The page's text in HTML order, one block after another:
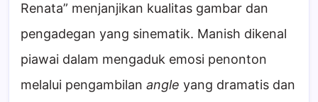
Renata” menjanjikan kualitas gambar dan
pengadegan yang sinematik. Manish dikenal
piawai dalam mengaduk emosi penonton
melalui pengambilan angle yang dramatis dan